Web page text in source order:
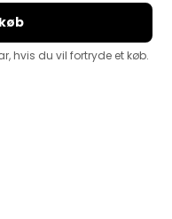
hvis du vil fortryde et køb.